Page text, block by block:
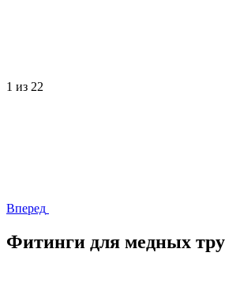
1 из 22
Вперед
Фитинги для медных